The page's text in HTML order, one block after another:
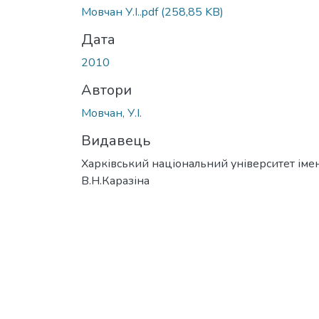
Мовчан У.І..pdf(258,85 KB)
Дата
2010
Автори
Мовчан, У.І.
Видавець
Харківський національний університет
В.Н.Каразіна